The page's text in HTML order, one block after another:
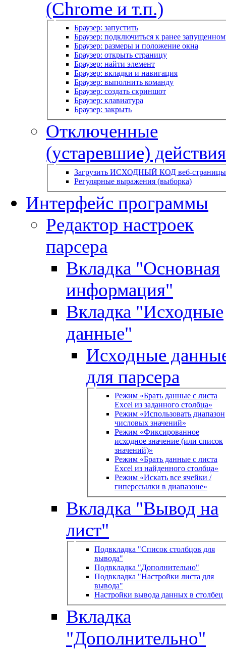
(Chrome и т.п.)
Браузер: запустить
Браузер: подключиться к ранее
Браузер: размеры и положение окна
Браузер: открыть страницу
Браузер: найти элемент
Браузер: вкладки и навигация
Браузер: выполнить команду
Браузер: создать скриншот
Браузер: клавиатура
Браузер: закрыть
Отключенные
(устаревшие) действия
Загрузить ИСХОДНЫЙ КОД веб-страницы
Регулярные выражения (выборка)
Интерфейс программы
Редактор настроек
парсера
Вкладка "Основная
информация"
Вкладка "Исходные
данные"
Исходные
для парсера
Режим «Брать данные с листа
Excel из заданного столбца»
Режим «Использовать диапазон
числовых значений»
Режим «Фиксированное
исходное значение (или список
значений)»
Режим «Брать данные с листа
Excel из найденного столбца»
Режим «Искать все ячейки /
гиперссылки в диапазоне»
Вкладка "Вывод на
лист"
Подвкладка "Список столбцов для
вывода"
Подвкладка "Дополнительно"
Подвкладка "Настройки листа для
вывода"
Настройки вывода данных в столбец
Вкладка
"Дополнительно"